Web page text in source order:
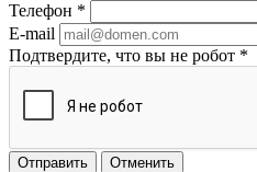
Телефон *
E-mail
Подтвердите, что вы не робот *
Отменить